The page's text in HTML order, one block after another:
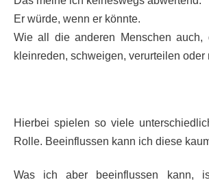
Er würde, wenn er könnte.
Wie all die anderen Menschen auch,
kleinreden, schweigen, verurteilen oder
Hierbei spielen so viele
Rolle. Beeinflussen kann ich diese
Was ich aber beeinflussen kann,